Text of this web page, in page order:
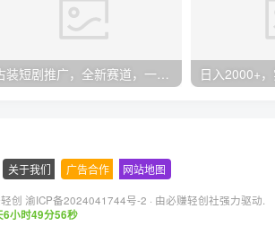
古装短剧推广，全新赛道，一部手机即可，简单上手【揭秘】
关于我们 广告合作 网站地图
创 渝ICP备2024041744号-2 · 由必赚轻创社强力驱动.
6小时49分57秒